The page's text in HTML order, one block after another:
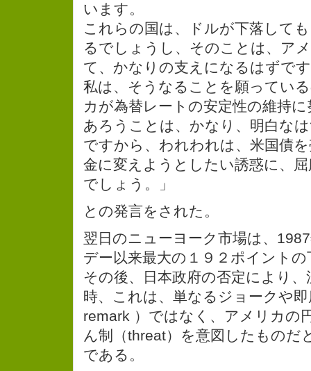
います。
これらの国は、ドルが下落して
るでしょうし、そのことは、ア
て、かなりの支えになるはずで
私は、そうなることを願ってい
カが為替レートの安定性の維持
あろうことは、かなり、明白な
ですから、われわれは、米国債
金に変えようとしたい誘惑に、
でしょう。」
との発言をされた。
翌日のニューヨーク市場は、
デー以来最大の１９２ポイント
その後、日本政府の否定により
時、これは、単なるジョークや
remark ）ではなく、アメリカの
ん制（threat）を意図したものだ
である。